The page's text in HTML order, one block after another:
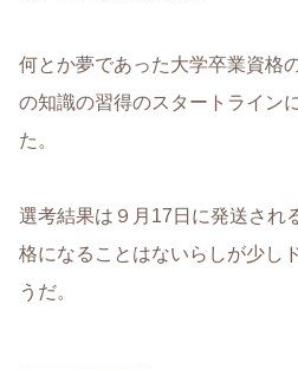
何とか夢であった大学卒業資格
の知識の習得のスタートライン
た。
選考結果は９月17日に発送され
格になることはないらしが少し
うだ。